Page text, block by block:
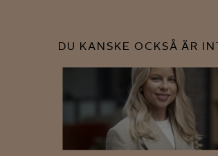
DU KANSKE OCKSÅ ÄR